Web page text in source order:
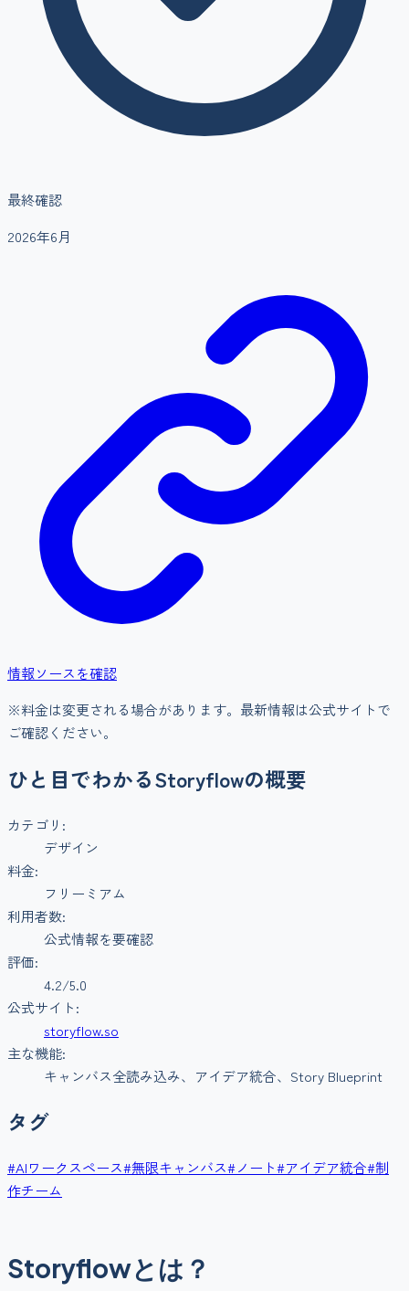
最終確認
2026年6月
情報ソースを確認
※料金は変更される場合があります。最新情報は公式サイトで
ご確認ください。
ひと目でわかるStoryflowの概要
カテゴリ:
デザイン
料金:
フリーミアム
利用者数:
公式情報を要確認
評価:
4.2/5.0
公式サイト:
storyflow.so
主な機能:
キャンバス全読み込み、アイデア統合、Story Blueprint
タグ
#AIワークスペース#無限キャンバス#ノート#アイデア統合#制
作チーム
Storyflowとは？